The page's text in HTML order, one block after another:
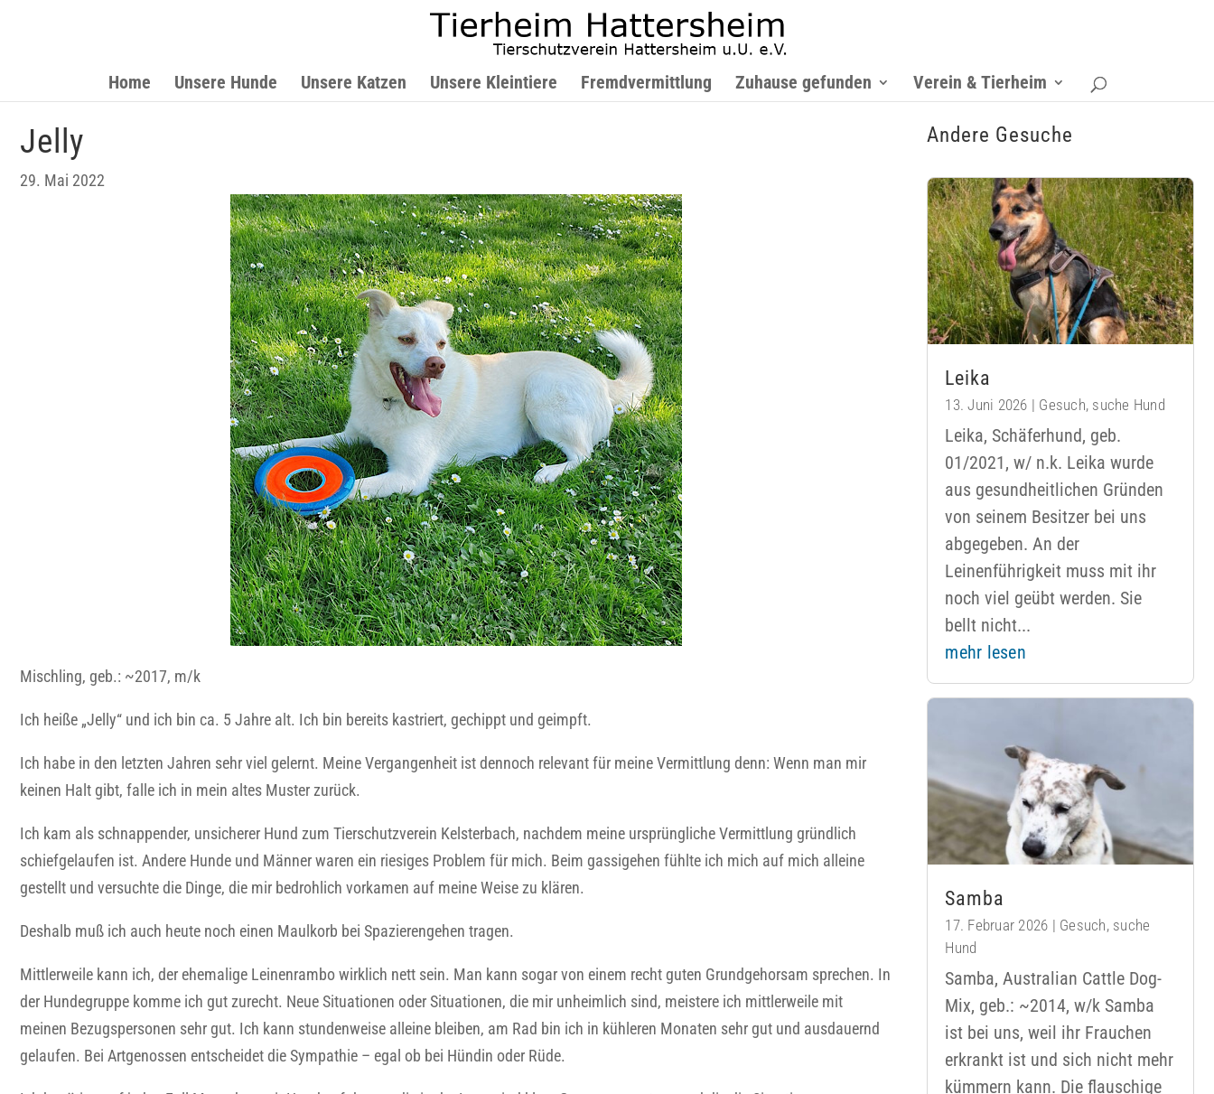
Home Unsere Hunde Unsere Katzen Unsere Kleintiere Fremdvermittlung Zuhause gefunden Verein & Tierheim
Jelly
29. Mai 2022
Mischling, geb.: ~2017, m/k
Ich heiße „Jelly“ und ich bin ca. 5 Jahre alt. Ich bin bereits kastriert, gechippt und geimpft.
Ich habe in den letzten Jahren sehr viel gelernt. Meine Vergangenheit ist dennoch relevant für meine Vermittlung denn: Wenn man mir
keinen Halt gibt, falle ich in mein altes Muster zurück.
Ich kam als schnappender, unsicherer Hund zum Tierschutzverein Kelsterbach, nachdem meine ursprüngliche Vermittlung gründlich
schiefgelaufen ist. Andere Hunde und Männer waren ein riesiges Problem für mich. Beim gassigehen fühlte ich mich auf mich alleine
gestellt und versuchte die Dinge, die mir bedrohlich vorkamen auf meine Weise zu klären.
Deshalb muß ich auch heute noch einen Maulkorb bei Spazierengehen tragen.
Mittlerweile kann ich, der ehemalige Leinenrambo wirklich nett sein. Man kann sogar von einem recht guten Grundgehorsam sprechen. In
der Hundegruppe komme ich gut zurecht. Neue Situationen oder Situationen, die mir unheimlich sind, meistere ich mittlerweile mit
meinen Bezugspersonen sehr gut. Ich kann stundenweise alleine bleiben, am Rad bin ich in kühleren Monaten sehr gut und ausdauernd
gelaufen. Bei Artgenossen entscheidet die Sympathie – egal ob bei Hündin oder Rüde.
Andere Gesuche
Leika
13. Juni 2026 | Gesuch, suche Hund
Leika, Schäferhund, geb.
01/2021, w/ n.k. Leika wurde
aus gesundheitlichen Gründen
von seinem Besitzer bei uns
abgegeben. An der
Leinenführigkeit muss mit ihr
noch viel geübt werden. Sie
bellt nicht...
mehr lesen
Samba
17. Februar 2026 | Gesuch, suche
Hund
Samba, Australian Cattle Dog-
Mix, geb.: ~2014, w/k Samba
ist bei uns, weil ihr Frauchen
erkrankt ist und sich nicht mehr
kümmern kann. Die flauschige